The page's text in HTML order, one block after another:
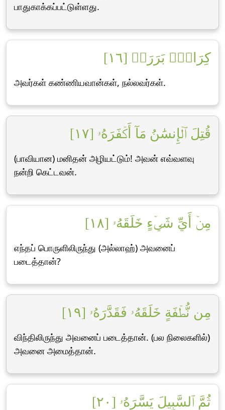
பாதுகாக்கப்பட்டுள்ளது.
كِرَامِۭ بَرَرَةٖ [١٦]
அவர்கள் கண்ணியவான்கள், நல்லவர்கள்.
قُتِلَ ٱلۡإِنسَٰنُ مَآ أَكۡفَرَهُۥ [١٧]
(பாவியான) மனிதன் அழியட்டும்! அவன் எவ்வளவு
நன்றி கெட்டவன்.
مِنۡ أَيِّ شَيۡءٍ خَلَقَهُۥ [١٨]
எந்தப் பொருளிலிருந்து (அல்லாஹ்) அவனைப்
படைத்தான்?
مِن نُّطۡفَةٍ خَلَقَهُۥ فَقَدَّرَهُۥ [١٩]
விந்திலிருந்து அவனைப் படைத்தான். (பல நிலைகளில்)
அவனை அமைத்தான்.
ثُمَّ ٱلسَّبِيلَ يَسَّرَهُۥ [٢٠]